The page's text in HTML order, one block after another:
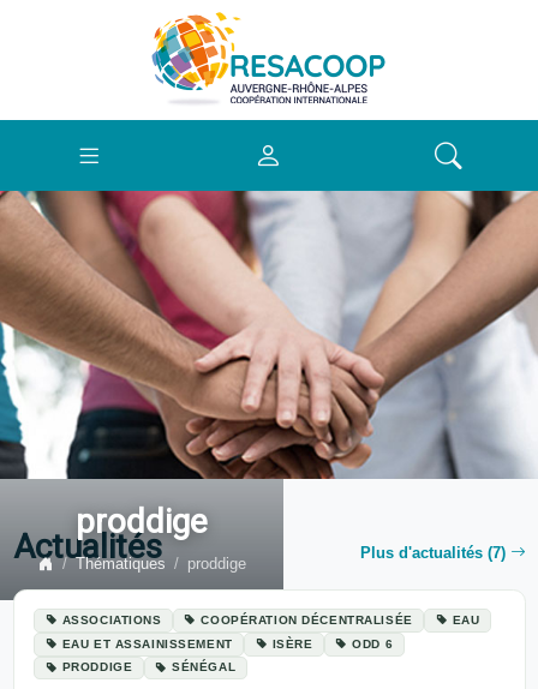
proddige
Thématiques proddige
Actualités Plus d'actualités (7)
ASSOCIATIONS COOPÉRATION DÉCENTRALISÉE
EAU
EAU ET ASSAINISSEMENT
ISÈRE
ODD 6
PRODDIGE
SÉNÉGAL